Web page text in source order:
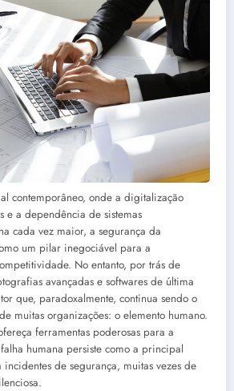
contemporâneo, onde a digitalização
e a dependência de sistemas
cada vez maior, a segurança da
um pilar inegociável para a
No entanto, por trás de
avançadas e softwares de última
que, paradoxalmente, continua sendo o
muitas organizações: o elemento humano.
ferramentas poderosas para a
humana persiste como a principal
de segurança, muitas vezes de